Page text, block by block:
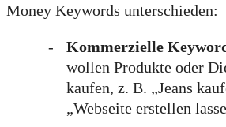
Money Keywords unterschieden:
Kommerzielle
wollen Produkte oder
kaufen, z. B. „Jeans
„Webseite erstellen